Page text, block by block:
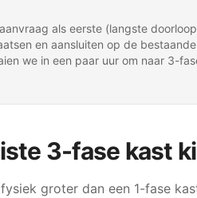
als eerste (langste
en aansluiten op de
we in een paar uur om naar 3-
3-fase kast
groter dan een 1-fase